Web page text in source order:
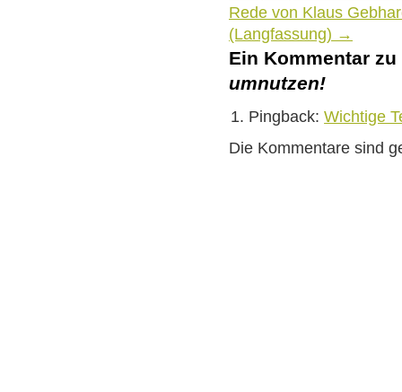
Rede von Klaus
(Langfassung) →
Ein Kommentar zu
umnutzen!
Pingback:Wichtige
Die Kommentare sind